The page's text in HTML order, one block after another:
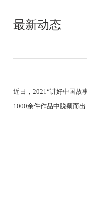
最新动态
近日，2021“讲好中国故
1000余件作品中脱颖而